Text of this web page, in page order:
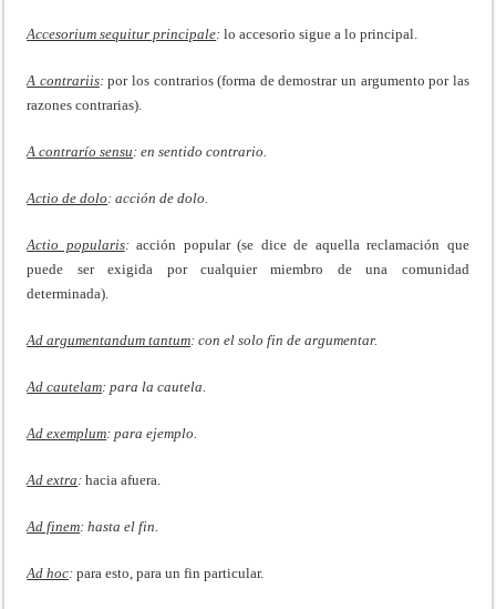
Accesorium sequitur principale:lo accesorio sigue a lo principal.
A contrariis:por los contrarios (forma de demostrar un argumento por las
razones contrarias).
A contrarío sensu : en sentido contrario.
Actio de dolo : acción de dolo.
Actio popularis:acción popular (se dice de aquella reclamación que
puede ser exigida por cualquier miembro de una comunidad
determinada).
Ad argumentandum tantum: con el solo fin de argumentar.
Ad cautelam: para la cautela.
Ad exemplum: para ejemplo.
Ad extra :hacia afuera.
Ad finem: hasta el fin.
Ad hoc:para esto, para un fin particular.